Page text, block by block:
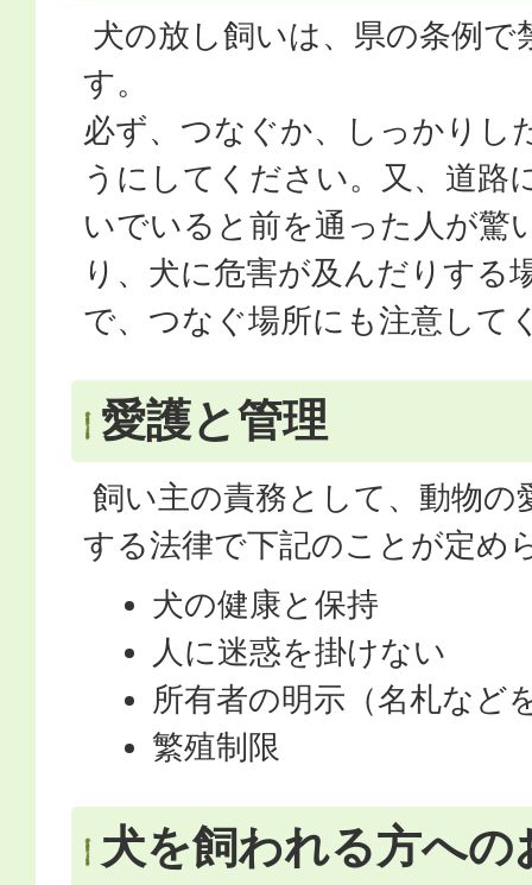
犬の放し飼いは、県の条例で
す。
必ず、つなぐか、しっかりし
うにしてください。又、道路
いでいると前を通った人が驚
り、犬に危害が及んだりする
で、つなぐ場所にも注意して
愛護と管理
飼い主の責務として、動物の
する法律で下記のことが定め
犬の健康と保持
人に迷惑を掛けない
所有者の明示（名札など
繁殖制限
犬を飼われる方への